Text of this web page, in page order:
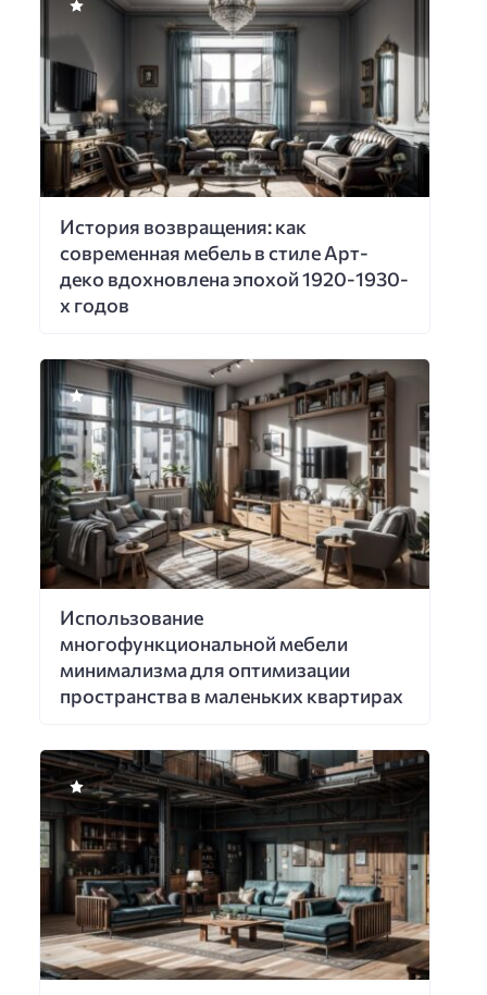
История возвращения: как
современная мебель в стиле Арт-
деко вдохновлена эпохой 1920-1930-
х годов
Использование
многофункциональной мебели
минимализма для оптимизации
пространства в маленьких квартирах